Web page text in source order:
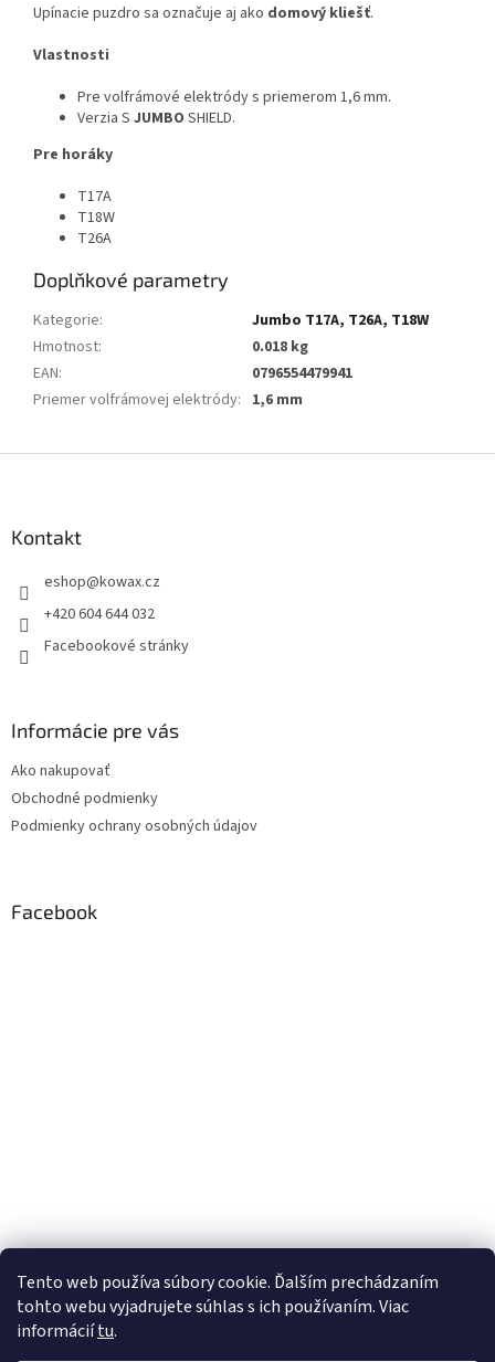
Tento web používa súbory cookie. Ďalším prechádzaním
tohto webu vyjadrujete súhlas s ich používaním. Viac
informáciítu.
Upínacie puzdro sa označuje aj ako domový kliešť.
Vlastnosti
Pre volfrámové elektródy s priemerom 1,6 mm.
Verzia S JUMBO SHIELD.
Pre horáky
T17A
T18W
T26A
Doplňkové parametry
Kategorie:
Jumbo T17A, T26A, T18W
Hmotnost:
0.018 kg
EAN:
0796554479941
Priemer volfrámovej elektródy: 1,6 mm
Kontakt
eshop@kowax.cz
+420 604 644 032
Facebookové stránky
Informácie pre vás
Ako nakupovať
Obchodné podmienky
Podmienky ochrany osobných údajov
Facebook